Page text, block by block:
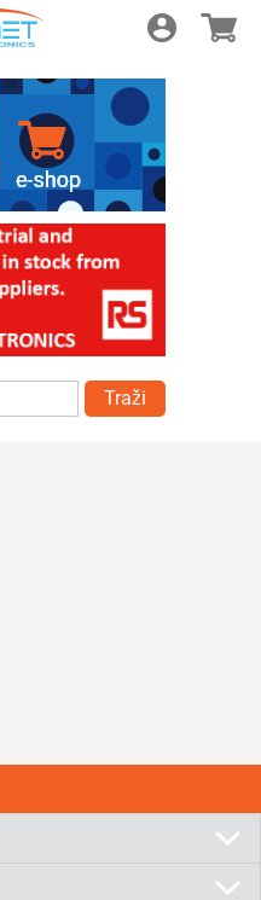
Login E-shop
Traži